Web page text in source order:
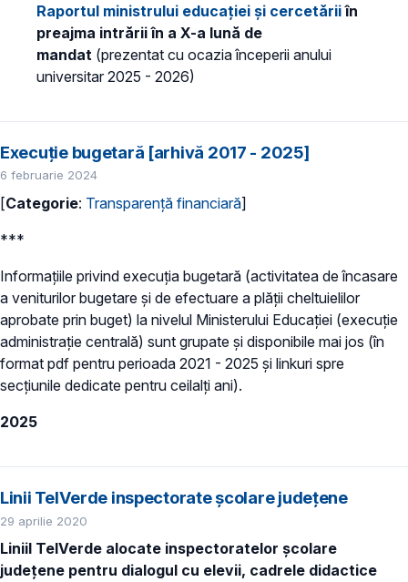
Raportul ministrului educației și cercetăriiîn
preajma intrării în a X-a lună de
mandat (prezentat cu ocazia începerii anului
universitar 2025 - 2026)
Execuție bugetară [arhivă 2017 - 2025]
6 februarie 2024
[Categorie: Transparență financiară]
***
Informațiile privind execuția bugetară (activitatea de încasare
a veniturilor bugetare şi de efectuare a plăţii cheltuielilor
aprobate prin buget) la nivelul Ministerului Educației (execuție
administrație centrală) sunt grupate și disponibile mai jos (în
format pdf pentru perioada 2021 - 2025 și linkuri spre
secțiunile dedicate pentru ceilalți ani).
2025
Linii TelVerde inspectorate școlare județene
29 aprilie 2020
Liniil TelVerde alocate inspectoratelor școlare
județene pentru dialogul cu elevii, cadrele didactice